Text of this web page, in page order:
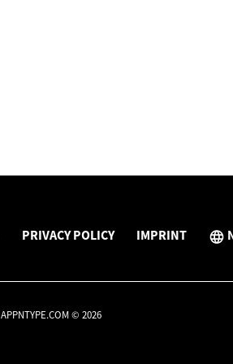
PRIVACY POLICY IMPRINT
APPNTYPE.COM © 2026